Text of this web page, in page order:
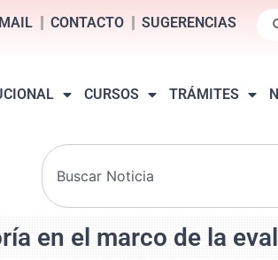
CONTACTO SUGERENCIAS
CURSOS TRÁMITES
en el marco de la